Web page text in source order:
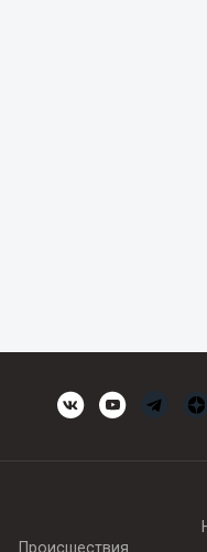
Происшествия